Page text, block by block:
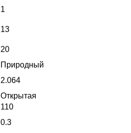
1
13
20
Природный
2.064
Открытая
110
0.3